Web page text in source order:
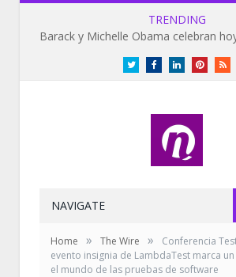
TRENDING
TwitterFacebookLinkedInPinterest
NAVIGATE
Home » The Wire »
Conferencia
evento insignia de LambdaTest marca
el mundo de las pruebas de software